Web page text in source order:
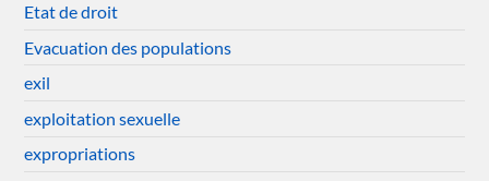
Etat de droit
Evacuation des populations
exil
exploitation sexuelle
expropriations